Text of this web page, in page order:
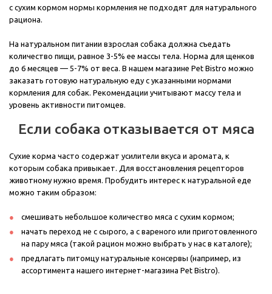
с сухим кормом нормы кормления не подходят для натурального
рациона.
На натуральном питании взрослая собака должна съедать
количество пищи, равное 3-5% ее массы тела. Норма для щенков
до 6 месяцев — 5-7% от веса. В нашем магазине Pet Bistro можно
заказать готовую натуральную еду с указанными нормами
кормления для собак. Рекомендации учитывают массу тела и
уровень активности питомцев.
Если собака отказывается от мяса
Сухие корма часто содержат усилители вкуса и аромата, к
которым собака привыкает. Для восстановления рецепторов
животному нужно время. Пробудить интерес к натуральной еде
можно таким образом:
смешивать небольшое количество мяса с сухим кормом;
начать переход не с сырого, а с вареного или приготовленного
на пару мяса (такой рацион можно выбрать у нас в каталоге);
предлагать питомцу натуральные консервы (например, из
ассортимента нашего интернет-магазина Pet Bistro).